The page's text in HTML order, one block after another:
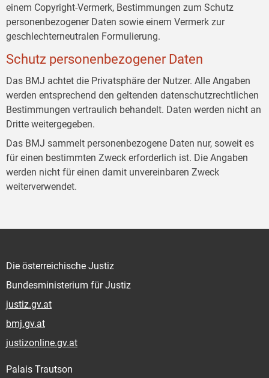
einem Copyright-Vermerk, Bestimmungen zum Schutz
personenbezogener Daten sowie einem Vermerk zur
geschlechterneutralen Formulierung.
Schutz personenbezogener Daten
Das BMJ achtet die Privatsphäre der Nutzer. Alle Angaben
werden entsprechend den geltenden datenschutzrechtlichen
Bestimmungen vertraulich behandelt. Daten werden nicht an
Dritte weitergegeben.
Das BMJ sammelt personenbezogene Daten nur, soweit es
für einen bestimmten Zweck erforderlich ist. Die Angaben
werden nicht für einen damit unvereinbaren Zweck
weiterverwendet.
Die österreichische Justiz
Bundesministerium für Justiz
justiz.gv.at
bmj.gv.at
justizonline.gv.at
Palais Trautson